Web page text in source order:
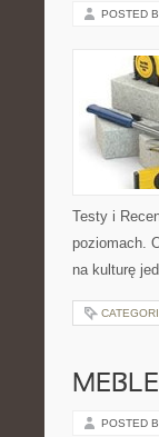
POSTED
Testy i
poziomach.
na kulturę
POSTED